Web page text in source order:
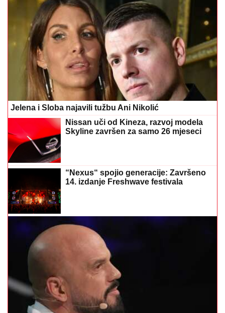
Jelena i Sloba najavili tužbu Ani Nikolić
Nissan uči od Kineza, razvoj modela
Skyline završen za samo 26 mjeseci
“Nexus“ spojio generacije: Završeno
14. izdanje Freshwave festivala